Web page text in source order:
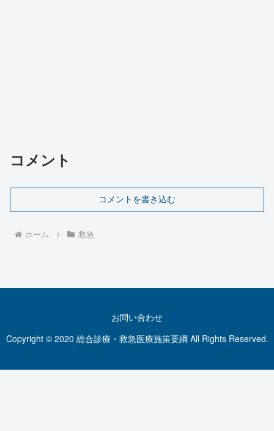
コメント
コメントを書き込む
ホーム 救急
お問い合わせ
Copyright © 2020 総合診療・救急医療施策要綱 All Rights Reserved.